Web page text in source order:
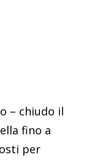
– chiudo il
fino a
per